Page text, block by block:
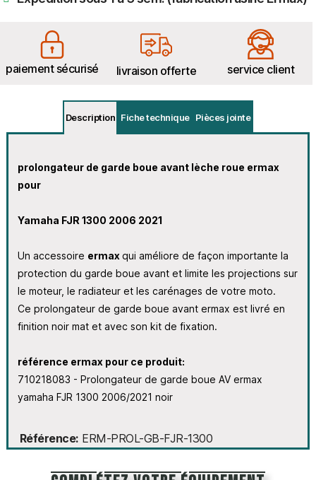
paiement sécurisé livraison offerte service client
Description Fiche technique Pièces jointe
prolongateur de garde boue avant lèche roue ermax
pour
Yamaha FJR 1300 2006 2021
Un accessoire ermax qui améliore de façon importante la
protection du garde boue avant et limite les projections sur
le moteur, le radiateur et les carénages de votre moto.
Ce prolongateur de garde boue avant ermax est livré en
finition noir mat et avec son kit de fixation.
référence ermax pour ce produit:
710218083 - Prolongateur de garde boue AV ermax
yamaha FJR 1300 2006/2021 noir
Référence ERM-PROL-GB-FJR-1300